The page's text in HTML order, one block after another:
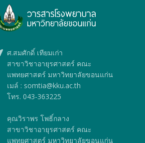
ศ.สมศักดิ์ เทียมเก่า
สาขาวิชาอายุรศาสตร์ คณะ
แพทยศาสตร์ มหาวิทยาลัยขอนแก่น
เมล์ : somtia@kku.ac.th
โทร. 043-363225
คุณวิราพร โพธิ์กลาง
สาขาวิชาอายุรศาสตร์ คณะ
แพทยศาสตร์ มหาวิทยาลัยขอนแก่น